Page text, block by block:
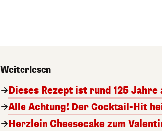
Weiterlesen
Dieses Rezept ist rund 125
Alle Achtung! Der Cocktail-Hit
Herzlein Cheesecake zum